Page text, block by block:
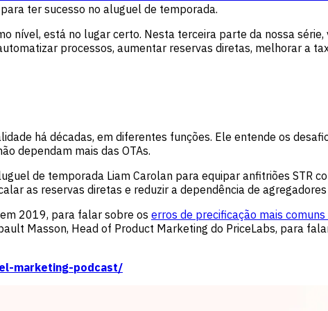
ter sucesso no aluguel de temporada.
nível, está no lugar certo. Nesta terceira parte da nossa
processos, aumentar reservas diretas, melhorar a
há décadas, em diferentes funções. Ele entende os
dependam mais das OTAs.
de temporada Liam Carolan para equipar anfitriões STR
as reservas diretas e reduzir a dependência de agregadores
2019, para falar sobre os erros de precificação mais
Masson, Head of Product Marketing do PriceLabs, para
marketing-podcast/